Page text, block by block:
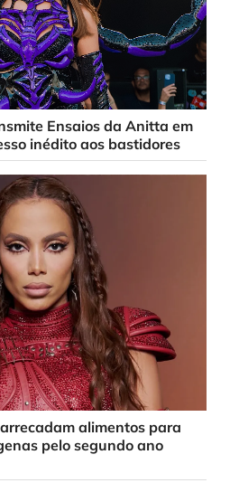
Ensaios da Anitta em
inédito aos bastidores
alimentos para
pelo segundo ano